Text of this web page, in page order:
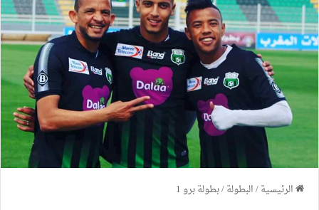
الرئيسية/البطولة/بطولة برو 1